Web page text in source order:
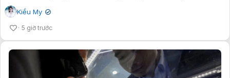
Kiều My ✔
5 giờ trước